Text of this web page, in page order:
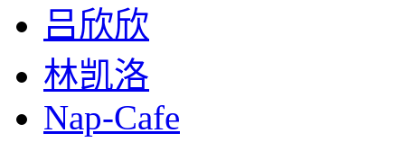
吕欣欣
林凯洛
Nap-Cafe